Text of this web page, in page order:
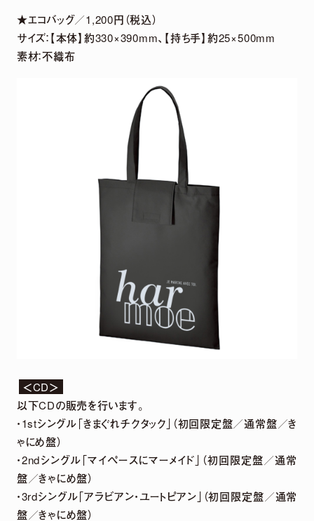
★エコバッグ／1,200円（税込）
サイズ：【本体】約330×390mm、【持ち手】約25×500mm
素材：不織布
＜CD＞
以下CDの販売を行います。
・1stシングル「きまぐれチクタック」（初回限定盤／通常盤／き
ゃにめ盤）
・2ndシングル「マイペースにマーメイド」（初回限定盤／通常
盤／きゃにめ盤）
・3rdシングル「アラビアン・ユートピアン」（初回限定盤／通常
盤／きゃにめ盤）